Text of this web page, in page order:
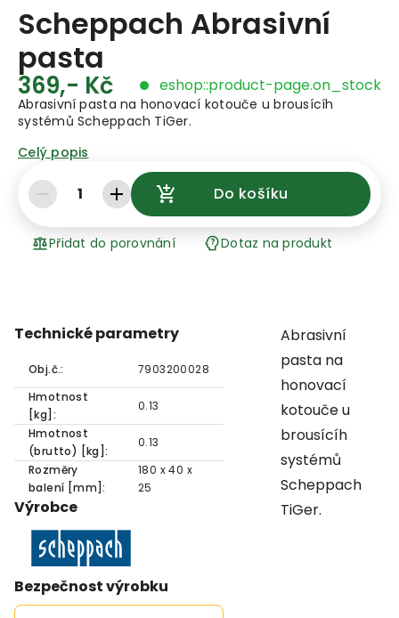
Scheppach Abrasivní
pasta
369,- Kč eshop::product-page.on_stock
Abrasivní pasta na honovací kotouče u brousícíh
systémů Scheppach TiGer.
Celý popis
1 Do košíku
Přidat do porovnání Dotaz na produkt
Technické parametry
Obj.č.:
7903200028
Hmotnost
[kg]:
0.13
Hmotnost
(brutto) [kg]:
0.13
Rozměry
balení [mm]:
180 x 40 x
25
Výrobce
Bezpečnost výrobku
Abrasivní
pasta na
honovací
kotouče u
brousícíh
systémů
Scheppach
TiGer.